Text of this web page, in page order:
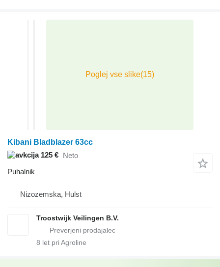
Kibani Bladblazer 63cc
125 € Neto
Puhalnik
Nizozemska, Hulst
Troostwijk Veilingen B.V.
8 let pri Agroline